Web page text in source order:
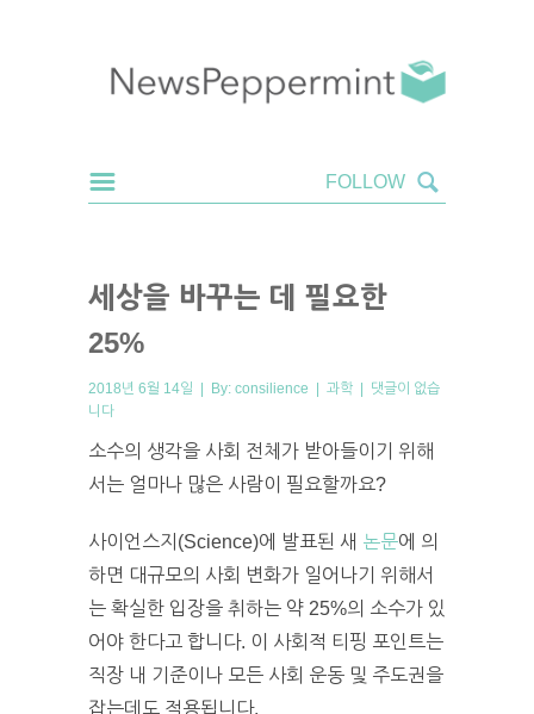
세상을 바꾸는 데 필요한
25%
2018년 6월 14일 | By: consilience | 과학 | 댓글이 없습
니다
소수의 생각을 사회 전체가 받아들이기 위해
서는 얼마나 많은 사람이 필요할까요?
사이언스지(Science)에 발표된 새 논문에 의
하면 대규모의 사회 변화가 일어나기 위해서
는 확실한 입장을 취하는 약 25%의 소수가 있
어야 한다고 합니다. 이 사회적 티핑 포인트는
직장 내 기준이나 모든 사회 운동 및 주도권을
잡는데도 적용됩니다.